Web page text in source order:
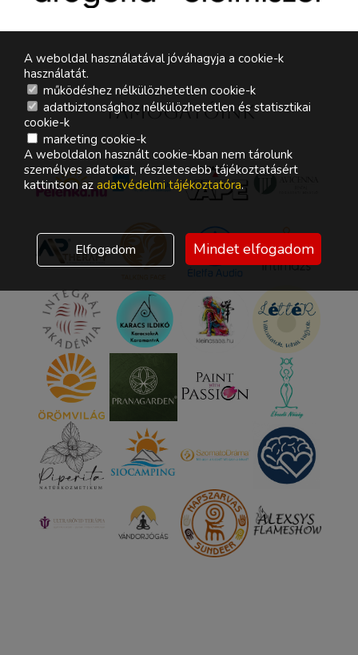
Támogatóink
A weboldal használatával jóváhagyja a cookie-k
használatát.
működéshez nélkülözhetetlen cookie-k
adatbiztonsághoz nélkülözhetetlen és statisztikai
cookie-k
marketing cookie-k
A weboldalon használt cookie-kban nem tárolunk
személyes adatokat, részletesebb tájékoztatásért
kattintson az adatvédelmi tájékoztatóra.
Elfogadom Mindet elfogadom